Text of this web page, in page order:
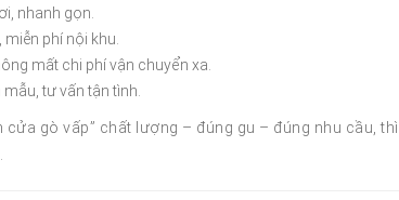
nhanh gọn.
phí nội khu.
mất chi phí vận chuyển xa.
tư vấn tận tình.
cửa gò vấp” chất lượng – đúng gu – đúng nhu cầu,